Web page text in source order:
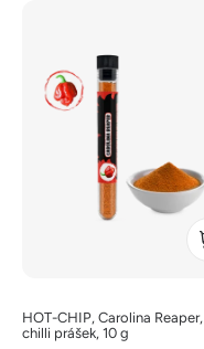
ůHOT-CHIP, Carolina Reaper,
chilli prášek, 10 g